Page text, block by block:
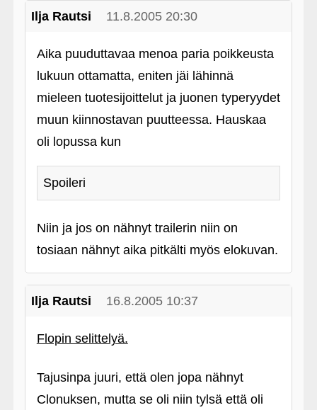
Ilja Rautsi 11.8.2005 20:30
Aika puuduttavaa menoa paria poikkeusta
lukuun ottamatta, eniten jäi lähinnä
mieleen tuotesijoittelut ja juonen typeryydet
muun kiinnostavan puutteessa. Hauskaa
oli lopussa kun
Spoileri
Niin ja jos on nähnyt trailerin niin on
tosiaan nähnyt aika pitkälti myös elokuvan.
Ilja Rautsi 16.8.2005 10:37
Flopin selittelyä.
Tajusinpa juuri, että olen jopa nähnyt
Clonuksen, mutta se oli niin tylsä että oli